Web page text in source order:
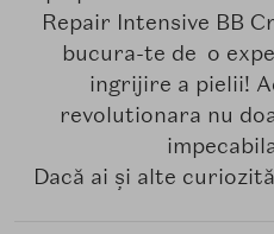
Repair Intensive BB
bucura-te de o
ingrijire a pielii!
revolutionara nu
Dacă ai și alte